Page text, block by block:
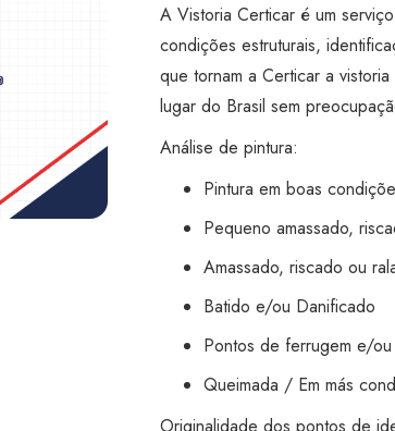
Super
Piracicaba
quantidade
A Vistoria Certicar é um
condições estruturais,
que tornam a Certicar a
lugar do Brasil sem
Análise de pintura:
Pintura em boas
Pequeno amassado,
Amassado, riscado ou
Batido e/ou Danificado
Pontos de ferrugem e/
Queimada / Em más
Originalidade dos pontos de